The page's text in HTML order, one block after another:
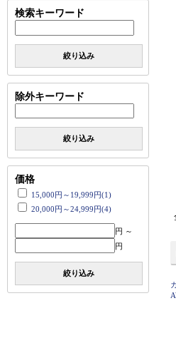
検索キーワード
絞り込み
除外キーワード
絞り込み
価格
15,000円～19,999円(1)
20,000円～24,999円(4)
円 ～
円
絞り込み